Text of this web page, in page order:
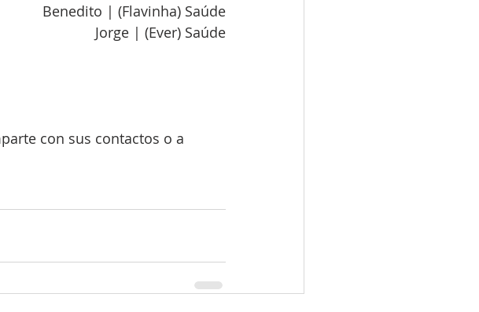
Benedito | (Flavinha) Saúde
Jorge | (Ever) Saúde
con sus contactos o a